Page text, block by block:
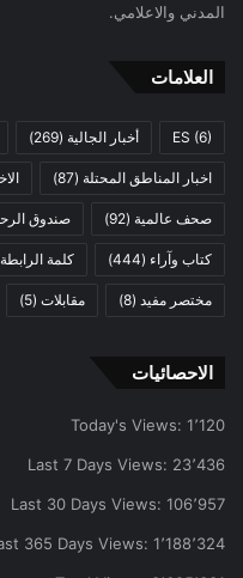
المدني والاعلامي.
العلامات
ES (6) أخبار الجالية (269)
اخبار المناطق المحتلة (87)
صحف عالمية (92) صندوق
كتاب وآراء (444) كلمة الرابطة
مختصر مفيد (8) مقابلات (5)
الاحصائيات
Today's Views: 1٬120
Last 7 Days Views: 23٬436
Last 30 Days Views: 106٬957
365 Days Views: 1٬188٬324